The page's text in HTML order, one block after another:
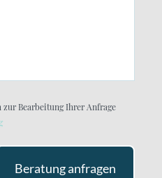
Bearbeitung Ihrer Anfrage